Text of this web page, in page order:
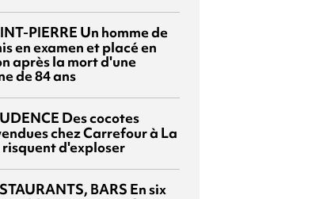
PIERRE Un homme de
en examen et placé en
après la mort d'une
de 84 ans
Des cocotes
chez Carrefour à La
risquent d'exploser
BARS En six